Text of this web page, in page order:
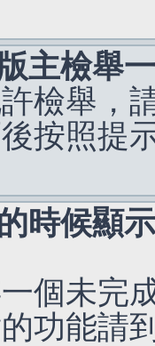
主檢舉
檢舉，
按照提
時候顯
個未完
功能請